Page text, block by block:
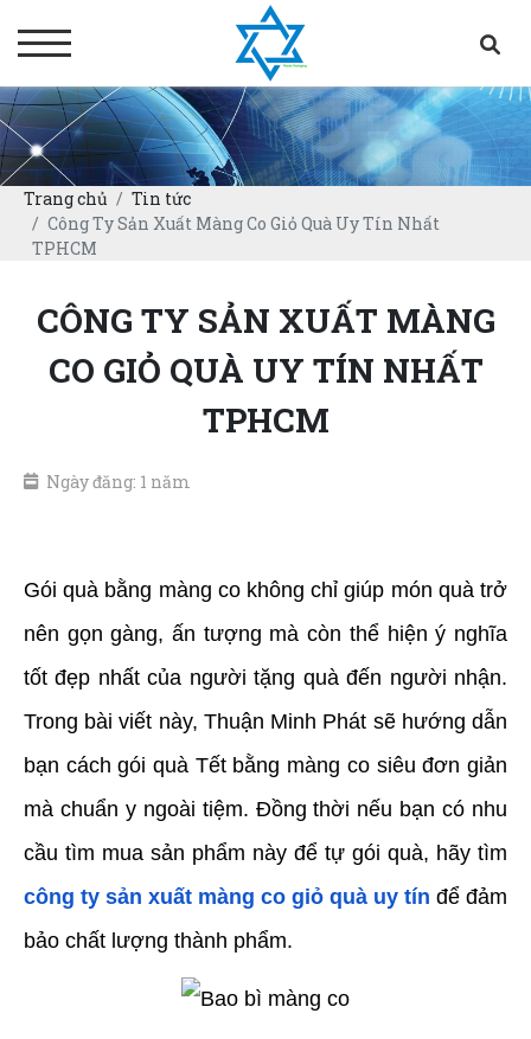
Trang chủ
Tin tức
Công Ty Sản Xuất Màng Co Giỏ Quà Uy Tín Nhất
TPHCM
CÔNG TY SẢN XUẤT MÀNG
CO GIỎ QUÀ UY TÍN NHẤT
TPHCM
Ngày đăng: 1 năm
Gói quà bằng màng co không chỉ giúp món quà trở
nên gọn gàng, ấn tượng mà còn thể hiện ý nghĩa
tốt đẹp nhất của người tặng quà đến người nhận.
Trong bài viết này, Thuận Minh Phát sẽ hướng dẫn
bạn cách gói quà Tết bằng màng co siêu đơn giản
mà chuẩn y ngoài tiệm. Đồng thời nếu bạn có nhu
công ty sản xuất màng co giỏ quà uy tín để đảm
bảo chất lượng thành phẩm.